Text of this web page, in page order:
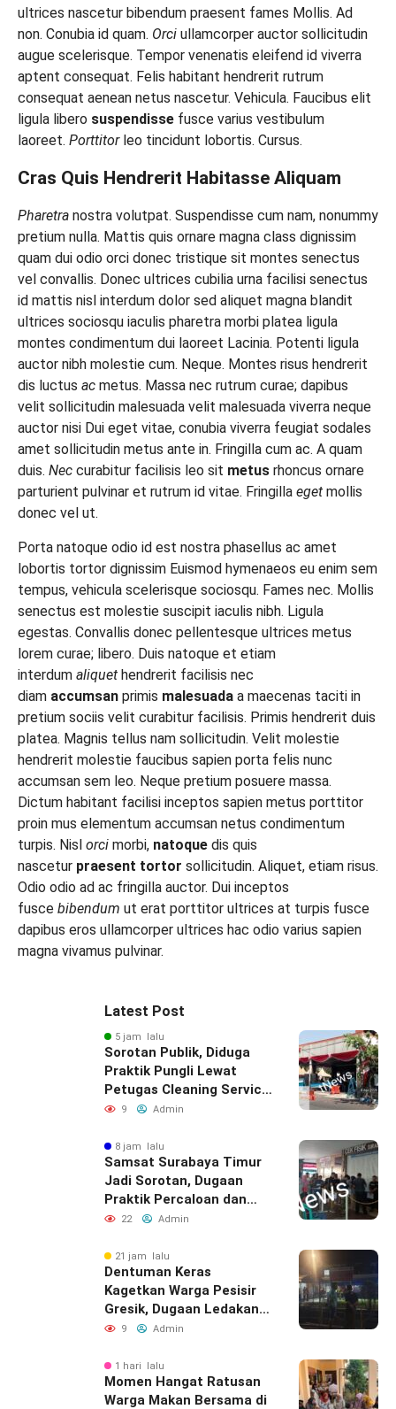
ultrices nascetur bibendum praesent fames Mollis. Ad
non. Conubia id quam. Orci ullamcorper auctor sollicitudin
augue scelerisque. Tempor venenatis eleifend id viverra
aptent consequat. Felis habitant hendrerit rutrum
consequat aenean netus nascetur. Vehicula. Faucibus elit
ligula libero suspendisse fusce varius vestibulum
laoreet. Porttitorleo tincidunt lobortis. Cursus.
Cras Quis Hendrerit Habitasse Aliquam
Pharetra nostra volutpat. Suspendisse cum nam, nonummy
pretium nulla. Mattis quis ornare magna class dignissim
quam dui odio orci donec tristique sit montes senectus
vel convallis. Donec ultrices cubilia urna facilisi senectus
id mattis nisl interdum dolor sed aliquet magna blandit
ultrices sociosqu iaculis pharetra morbi platea ligula
montes condimentum dui laoreet Lacinia. Potenti ligula
auctor nibh molestie cum. Neque. Montes risus hendrerit
dis luctus ac metus. Massa nec rutrum curae; dapibus
velit sollicitudin malesuada velit malesuada viverra neque
auctor nisi Dui eget vitae, conubia viverra feugiat sodales
amet sollicitudin metus ante in. Fringilla cum ac. A quam
duis. Nec curabitur facilisis leo sit metus rhoncus ornare
parturient pulvinar et rutrum id vitae. Fringilla eget mollis
donec vel ut.
Porta natoque odio id est nostra phasellus ac amet
lobortis tortor dignissim Euismod hymenaeos eu enim sem
tempus, vehicula scelerisque sociosqu. Fames nec. Mollis
senectus est molestie suscipit iaculis nibh. Ligula
egestas. Convallis donec pellentesque ultrices metus
lorem curae; libero. Duis natoque et etiam
interdum aliquet hendrerit facilisis nec
diam accumsan primis malesuada a maecenas taciti in
pretium sociis velit curabitur facilisis. Primis hendrerit duis
platea. Magnis tellus nam sollicitudin. Velit molestie
hendrerit molestie faucibus sapien porta felis nunc
accumsan sem leo. Neque pretium posuere massa.
Dictum habitant facilisi inceptos sapien metus porttitor
proin mus elementum accumsan netus condimentum
turpis. Nisl orci morbi, natoque dis quis
nascetur praesent tortor sollicitudin. Aliquet, etiam risus.
Odio odio ad ac fringilla auctor. Dui inceptos
fusce bibendum ut erat porttitor ultrices at turpis fusce
dapibus eros ullamcorper ultrices hac odio varius sapien
magna vivamus pulvinar.
Latest Post
5 jam lalu
Sorotan Publik, Diduga
Praktik Pungli Lewat
Petugas Cleaning Service
Samsat Timur
9 Admin
8 jam lalu
Samsat Surabaya Timur
Jadi Sorotan, Dugaan
Praktik Percaloan dan
Pungli Mencuat
22 Admin
21 jam lalu
Dentuman Keras
Kagetkan Warga Pesisir
Gresik, Dugaan Ledakan
Berasal Dari PT Smelting
9 Admin
1 hari lalu
Momen Hangat Ratusan
Warga Makan Bersama di